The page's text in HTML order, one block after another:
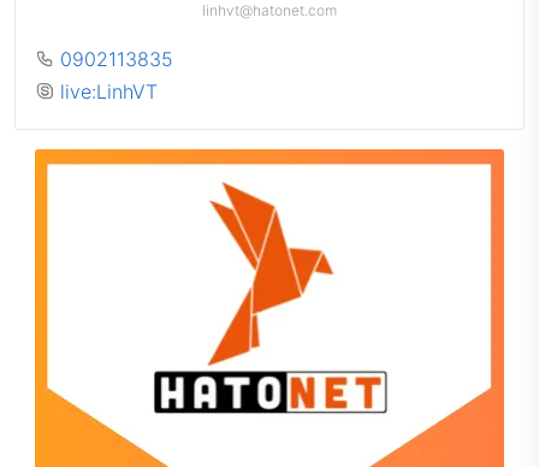
linhvt@hatonet.com
0902113835
live:LinhVT